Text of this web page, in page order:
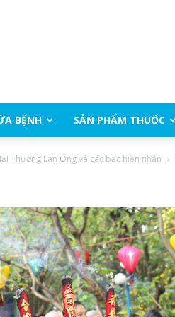
BỆNH SẢN PHẨM THUỐC
Thượng Lãn Ông và các bậc hiền nhân